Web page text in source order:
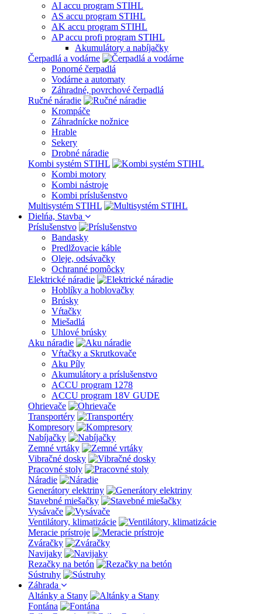
AI accu program STIHL
AS accu program STIHL
AK accu program STIHL
AP accu profi program STIHL
Akumulátory a nabíjačky
Čerpadlá a vodárne
Ponorné čerpadlá
Vodárne a automaty
Záhradné, povrchové čerpadlá
Ručné náradie
Krompáče
Záhradnícke nožnice
Hrable
Sekery
Drobné náradie
Kombi systém STIHL
Kombi motory
Kombi nástroje
Kombi príslušenstvo
Multisystém STIHL
Dielńa, Stavba
Príslušenstvo
Bandasky
Predlžovacie káble
Oleje, odsávačky
Ochranné pomôcky
Elektrické náradie
Hoblíky a hoblovačky
Brúsky
Vŕtačky
Miešadlá
Uhlové brúsky
Aku náradie
Vŕtačky a Skrutkovače
Aku Píly
Akumulátory a príslušenstvo
ACCU program 1278
ACCU program 18V GUDE
Ohrievače
Transportéry
Kompresory
Nabíjačky
Zemné vrtáky
Vibračné dosky
Pracovné stoly
Náradie
Generátory elektriny
Stavebné miešačky
Vysávače
Ventilátory, klimatizácie
Meracie prístroje
Zváračky
Navijaky
Rezačky na betón
Sústruhy
Záhrada
Altánky a Stany
Fontána